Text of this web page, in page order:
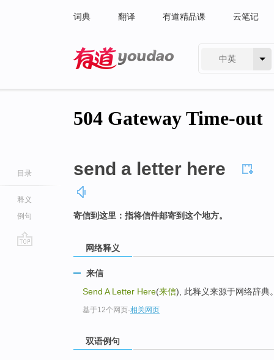
词典 翻译 有道精品课 云笔记
中英
目录
释义
例句
send a letter here
寄信到这里：指将信件邮寄到这个地方。
网络释义
来信
Send A Letter Here(来信), 此释义来源于网络辞典
基于12个网页-相关网页
双语例句